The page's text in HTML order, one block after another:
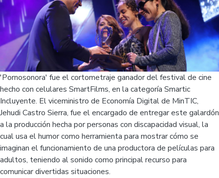
'Pornosonora' fue el cortometraje ganador del festival de cine
hecho con celulares SmartFilms, en la categoría Smartic
Incluyente. El viceministro de Economía Digital de MinTIC,
Jehudi Castro Sierra, fue el encargado de entregar este galardón
a la producción hecha por personas con discapacidad visual, la
cual usa el humor como herramienta para mostrar cómo se
imaginan el funcionamiento de una productora de películas para
adultos, teniendo al sonido como principal recurso para
comunicar divertidas situaciones.